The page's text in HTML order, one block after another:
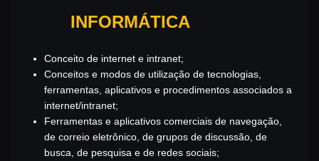
INFORMÁTICA
Conceito de internet e intranet;
Conceitos e modos de utilização de tecnologias,
ferramentas, aplicativos e procedimentos associados a
internet/intranet;
Ferramentas e aplicativos comerciais de navegação,
de correio eletrônico, de grupos de discussão, de
busca, de pesquisa e de redes sociais;